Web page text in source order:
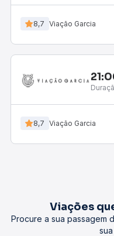
8,7 Viação Garcia
8,7 Viação Garcia
Viações
Procure a sua passagem